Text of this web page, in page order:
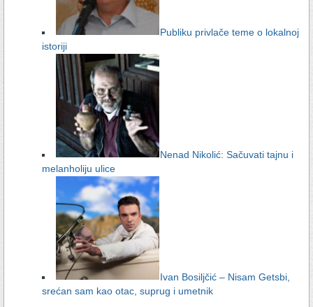
Publiku privlače teme o lokalnoj
istoriji
Nenad Nikolić: Sačuvati tajnu i
melanholiju ulice
Ivan Bosiljčić – Nisam Getsbi,
srećan sam kao otac, suprug i umetnik